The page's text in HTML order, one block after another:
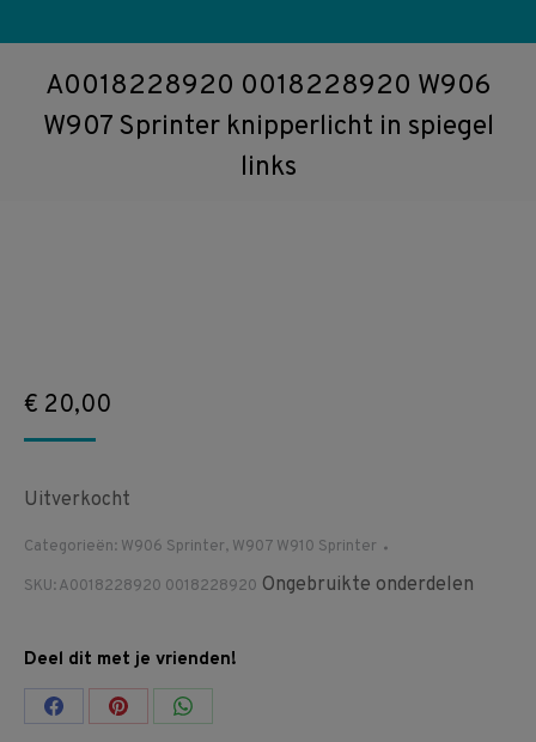
A0018228920 0018228920 W906
W907 Sprinter knipperlicht in spiegel
links
€ 20,00
Uitverkocht
Categorieën: W906 Sprinter, W907 W910 Sprinter
SKU:A0018228920 0018228920 Ongebruikte onderdelen
Deel dit met je vrienden!
Share Share Share